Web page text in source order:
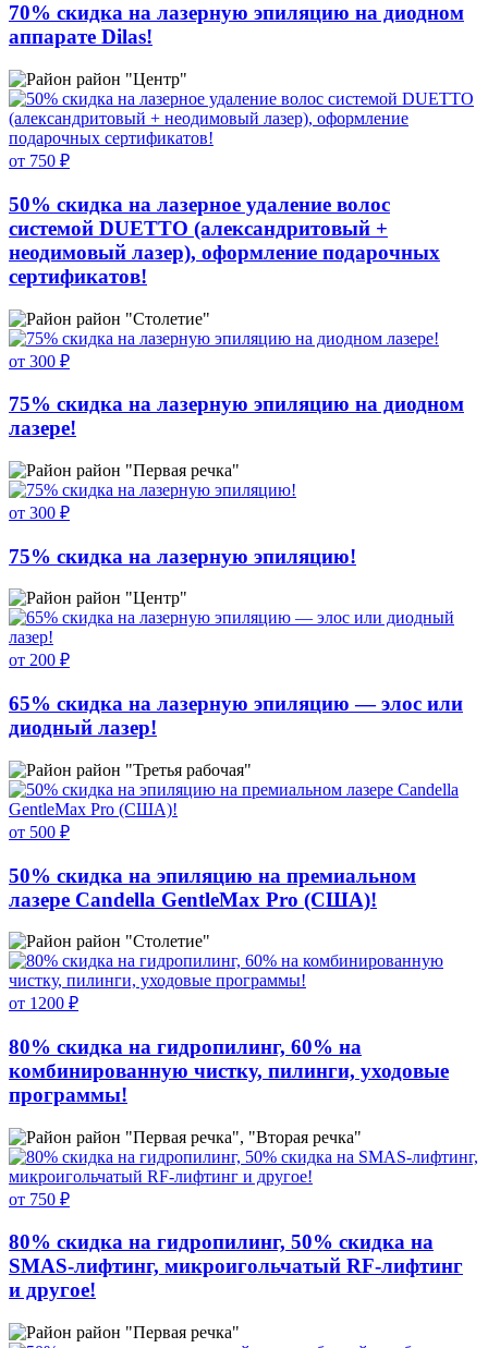
70% скидка на лазерную эпиляцию на диодном
аппарате Dilas!
район "Центр"
от 750 ₽
50% скидка на лазерное удаление волос
системой DUETTO (александритовый +
неодимовый лазер), оформление подарочных
сертификатов!
район "Столетие"
от 300 ₽
75% скидка на лазерную эпиляцию на диодном
лазере!
район "Первая речка"
от 300 ₽
75% скидка на лазерную эпиляцию!
район "Центр"
от 200 ₽
65% скидка на лазерную эпиляцию — элос или
диодный лазер!
район "Третья рабочая"
от 500 ₽
50% скидка на эпиляцию на премиальном
лазере Candella GentleMax Pro (США)!
район "Столетие"
от 1200 ₽
80% скидка на гидропилинг, 60% на
комбинированную чистку, пилинги, уходовые
программы!
район "Первая речка", "Вторая речка"
от 750 ₽
80% скидка на гидропилинг, 50% скидка на
SMAS-лифтинг, микроигольчатый RF-лифтинг
и другое!
район "Первая речка"